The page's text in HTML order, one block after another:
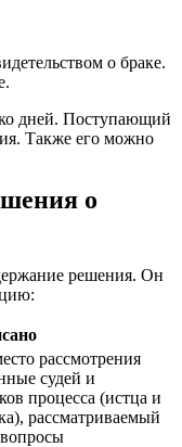
о браке.
дней. Поступающий
Также его можно
о
решения. Он
рассмотрения
судей и
процесса (истца и
рассматриваемый